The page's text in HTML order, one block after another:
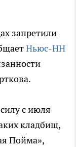
запретили
Ньюс-НН
с июля
кладбищ,
Пойма»,